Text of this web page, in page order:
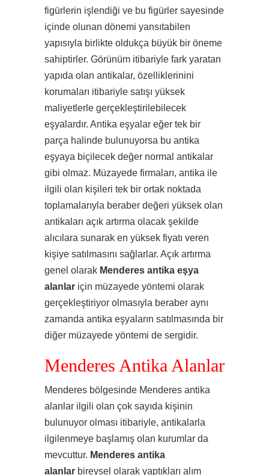
figürlerin işlendiği ve bu figürler sayesinde
içinde olunan dönemi yansıtabilen
yapısıyla birlikte oldukça büyük bir öneme
sahiptirler. Görünüm itibariyle fark yaratan
yapıda olan antikalar, özelliklerinini
korumaları itibariyle satışı yüksek
maliyetlerle gerçekleştirilebilecek
eşyalardır. Antika eşyalar eğer tek bir
parça halinde bulunuyorsa bu antika
eşyaya biçilecek değer normal antikalar
gibi olmaz. Müzayede firmaları, antika ile
ilgili olan kişileri tek bir ortak noktada
toplamalarıyla beraber değeri yüksek olan
antikaları açık artırma olacak şekilde
alıcılara sunarak en yüksek fiyatı veren
kişiye satılmasını sağlarlar. Açık artırma
genel olarak Menderes antika eşya
alanlar için müzayede yöntemi olarak
gerçekleştiriyor olmasıyla beraber aynı
zamanda antika eşyaların satılmasında bir
diğer müzayede yöntemi de sergidir.
Menderes Antika Alanlar
Menderes bölgesinde Menderes antika
alanlar ilgili olan çok sayıda kişinin
bulunuyor olması itibariyle, antikalarla
ilgilenmeye başlamış olan kurumlar da
mevcuttur. Menderes antika
alanlar bireysel olarak yaptıkları alım